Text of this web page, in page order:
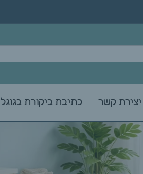
יצירת קשר כתיבת ביקורת בגוגל